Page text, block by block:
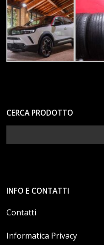
CERCA PRODOTTO
INFO E CONTATTI
Contatti
Informatica Privacy